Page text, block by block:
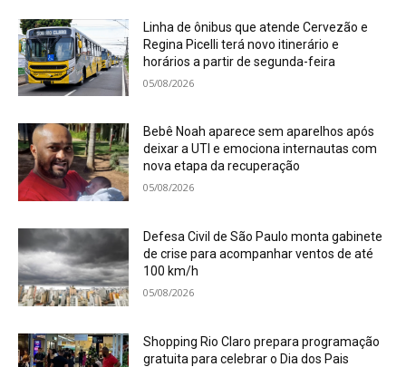
Linha de ônibus que atende Cervezão e
Regina Picelli terá novo itinerário e
horários a partir de segunda-feira
05/08/2026
Bebê Noah aparece sem aparelhos após
deixar a UTI e emociona internautas com
nova etapa da recuperação
05/08/2026
Defesa Civil de São Paulo monta gabinete
de crise para acompanhar ventos de até
100 km/h
05/08/2026
Shopping Rio Claro prepara programação
gratuita para celebrar o Dia dos Pais